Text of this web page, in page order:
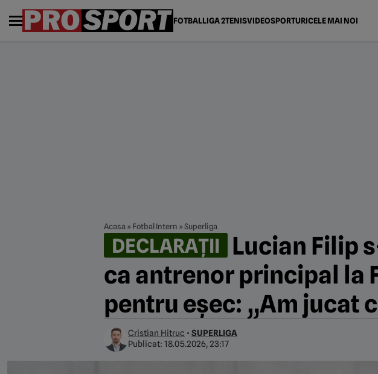
FOTBALLIGA 2TENISVIDEOSPORTURICELE MAI NOI
Acasa » Fotbal Intern »Superliga
DECLARAȚII Lucian Filip
ca antrenor principal la
pentru eșec: „Am jucat
Cristian Hitruc • SUPERLIGA
Publicat: 18.05.2026, 23:17